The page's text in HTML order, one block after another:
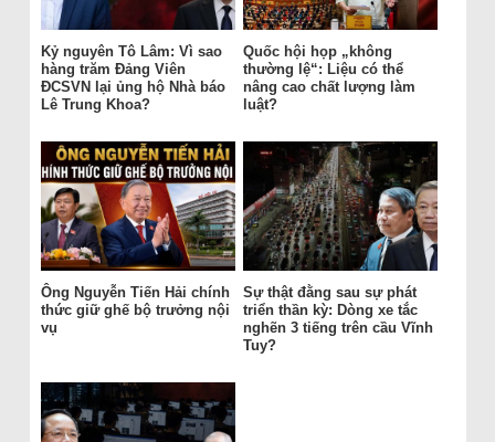
Kỷ nguyên Tô Lâm: Vì sao
hàng trăm Đảng Viên
ĐCSVN lại ủng hộ Nhà báo
Lê Trung Khoa?
Quốc hội họp „không
thường lệ“: Liệu có thể
nâng cao chất lượng làm
luật?
Ông Nguyễn Tiến Hải chính
thức giữ ghế bộ trưởng nội
vụ
Sự thật đằng sau sự phát
triển thần kỳ: Dòng xe tắc
nghẽn 3 tiếng trên cầu Vĩnh
Tuy?